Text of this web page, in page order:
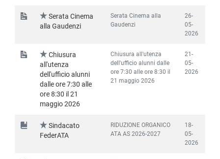
Serata Cinema
alla Gaudenzi
Serata Cinema alla
Gaudenzi
26-
05-
2026
Chiusura
all'utenza
dell'ufficio alunni
dalle ore 7:30 alle
ore 8:30 il 21
maggio 2026
Chiusura all'utenza
dell'ufficio alunni dalle
ore 7:30 alle ore 8:30 il
21 maggio 2026
21-
05-
2026
Sindacato
FederATA
RIDUZIONE ORGANICO
ATA AS 2026-2027
18-
05-
2026